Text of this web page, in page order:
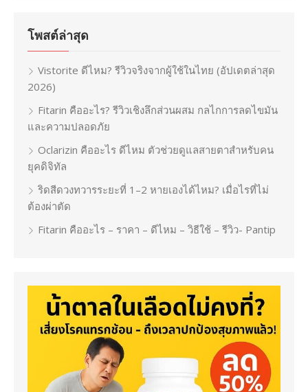
โพสต์ล่าสุด
Vistorite ดีไหม? รีวิวจริงจากผู้ใช้ในไทย (อัปเดตล่าสุด
2026)
Fitarin คืออะไร? รีวิวเชิงลึกส่วนผสม กลไกการลดไขมัน
และความปลอดภัย
Oclarizin คืออะไร ดีไหม ตัวช่วยดูแลสายตาสำหรับคน
ยุคดิจิทัล
ริดสีดวงทวารระยะที่ 1–2 หายเองได้ไหม? เมื่อไรที่ไม่
ต้องผ่าตัด
Fitarin คืออะไร – ราคา – ดีไหม – วิธีใช้ – รีวิว- Pantip